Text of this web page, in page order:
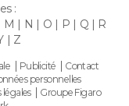
:
M N O P Q
R
Z
Publicité
Contact
personnelles
légales
Groupe Figaro